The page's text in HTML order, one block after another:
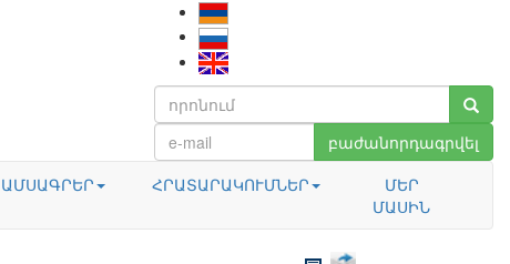
բաժանորդագրվել
ԱՄՍԱԳՐԵՐ ՀՐԱՏԱՐԱԿՈՒՄՆԵՐ
ՄԵՐ
ՄԱՍԻՆ